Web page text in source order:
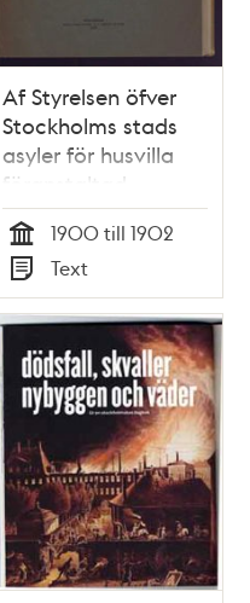
Af Styrelsen öfver
Stockholms stads
asyler för husvilla
föranstaltad
statistisk
undersökning
angående
bostadsförhållandena
i Stockholm : åren
1900 och 1902 /
verkställd af J.
Guinchard
Tid
1900 till 1902
Typ
Text